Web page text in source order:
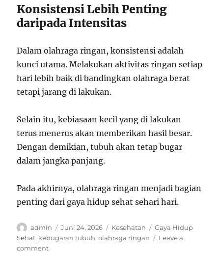
Konsistensi Lebih Penting
daripada Intensitas
Dalam olahraga ringan, konsistensi adalah
kunci utama. Melakukan aktivitas ringan setiap
hari lebih baik di bandingkan olahraga berat
tetapi jarang di lakukan.
Selain itu, kebiasaan kecil yang di lakukan
terus menerus akan memberikan hasil besar.
Dengan demikian, tubuh akan tetap bugar
dalam jangka panjang.
Pada akhirnya, olahraga ringan menjadi bagian
penting dari gaya hidup sehat sehari hari.
Author
admin
Posted
on
Juni 24, 2026 Categories
Kesehatan Tags
Gaya Hidup
Sehat, kebugaran tubuh,olahraga ringan
Leave a
commenton